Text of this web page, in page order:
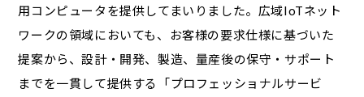
用コンピュータを提供してまいりました。広域IoTネット
ワークの領域においても、お客様の要求仕様に基づいた
提案から、設計・開発、製造、量産後の保守・サポート
までを一貫して提供する「プロフェッショナルサービ